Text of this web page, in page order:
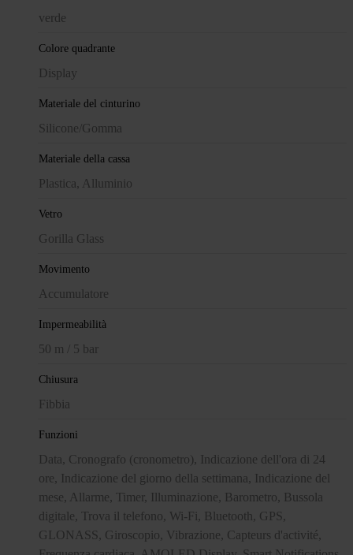
verde
Colore quadrante
Display
Materiale del cinturino
Silicone/Gomma
Materiale della cassa
Plastica, Alluminio
Vetro
Gorilla Glass
Movimento
Accumulatore
Impermeabilità
50 m / 5 bar
Chiusura
Fibbia
Funzioni
Data, Cronografo (cronometro), Indicazione dell'ora di 24
ore, Indicazione del giorno della settimana, Indicazione del
mese, Allarme, Timer, Illuminazione, Barometro, Bussola
digitale, Trova il telefono, Wi-Fi, Bluetooth, GPS,
GLONASS, Giroscopio, Vibrazione, Capteurs d'activité,